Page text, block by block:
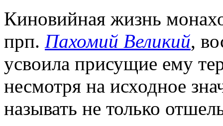
Киновийная жизнь
прп. Пахомий Великий,
усвоила присущие ему
несмотря на исходное
называть не только